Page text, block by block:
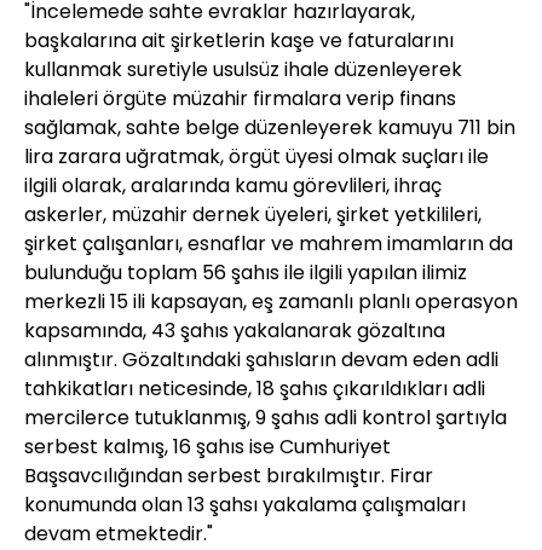
"İncelemede sahte evraklar hazırlayarak,
başkalarına ait şirketlerin kaşe ve faturalarını
kullanmak suretiyle usulsüz ihale düzenleyerek
ihaleleri örgüte müzahir firmalara verip finans
sağlamak, sahte belge düzenleyerek kamuyu 711 bin
lira zarara uğratmak, örgüt üyesi olmak suçları ile
ilgili olarak, aralarında kamu görevlileri, ihraç
askerler, müzahir dernek üyeleri, şirket yetkilileri,
şirket çalışanları, esnaflar ve mahrem imamların da
bulunduğu toplam 56 şahıs ile ilgili yapılan ilimiz
merkezli 15 ili kapsayan, eş zamanlı planlı operasyon
kapsamında, 43 şahıs yakalanarak gözaltına
alınmıştır. Gözaltındaki şahısların devam eden adli
tahkikatları neticesinde, 18 şahıs çıkarıldıkları adli
mercilerce tutuklanmış, 9 şahıs adli kontrol şartıyla
serbest kalmış, 16 şahıs ise Cumhuriyet
Başsavcılığından serbest bırakılmıştır. Firar
konumunda olan 13 şahsı yakalama çalışmaları
devam etmektedir."